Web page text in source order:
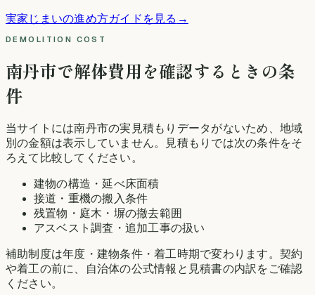
実家じまいの進め方ガイドを見る →
DEMOLITION COST
南丹市で解体費用を確認するときの条
件
当サイトには南丹市の実見積もりデータがないため、地域
別の金額は表示していません。見積もりでは次の条件をそ
ろえて比較してください。
建物の構造・延べ床面積
接道・重機の搬入条件
残置物・庭木・塀の撤去範囲
アスベスト調査・追加工事の扱い
補助制度は年度・建物条件・着工時期で変わります。契約
や着工の前に、自治体の公式情報と見積書の内訳をご確認
ください。